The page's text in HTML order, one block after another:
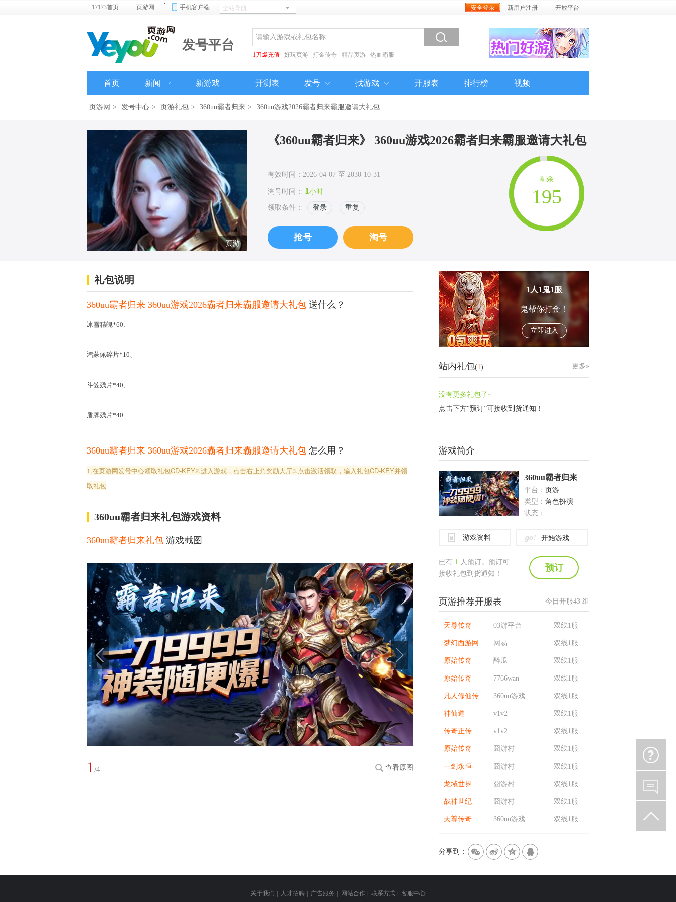
17173首页 页游网 手机客户端 安全登录 新用户注册 开放平台
发号平台
1刀爆充值 好玩页游 打金传奇 精品页游 热血霸服
首页 新闻 新游戏 开测表 发号 找游戏 开服表 排行榜 视频
页游网 > 发号中心 > 页游礼包 > 360uu霸者归来 > 360uu游戏2026霸者归来霸服邀请大礼包
页游
《360uu霸者归来》 360uu游戏2026霸者归来霸服邀请大礼包
有效时间：2026-04-07 至 2030-10-31
淘号时间： 1小时
领取条件： 登录 重复
抢号 淘号
剩余
195
礼包说明
360uu霸者归来 360uu游戏2026霸者归来霸服邀请大礼包 送什么？
冰雪精魄*60、
鸿蒙佩碎片*10、
斗笠残片*40、
盾牌残片*40
360uu霸者归来 360uu游戏2026霸者归来霸服邀请大礼包 怎么用？
1.在页游网发号中心领取礼包CD-KEY2.进入游戏，点击右上角奖励大厅3.点击激活领取，输入礼包CD-KEY并领
取礼包
360uu霸者归来礼包游戏资料
360uu霸者归来礼包 游戏截图
1/4 查看原图
1人1鬼1服
鬼帮你打金！
立即进入
站内礼包(1) 更多»
没有更多礼包了~
点击下方“预订”可接收到货通知！
游戏简介
360uu霸者归来
平台： 页游
类型： 角色扮演
状态：
游戏资料 go! 开始游戏
已有 1 人预订。预订可
接收礼包到货通知！
预订
页游推荐开服表 今日开服43 组
天尊传奇 03游平台 双线1服
梦幻西游网页版 网易 双线1服
原始传奇 醉瓜 双线1服
原始传奇 7766wan 双线1服
凡人修仙传 360uu游戏 双线1服
神仙道 v1v2 双线1服
传奇正传 v1v2 双线1服
原始传奇 囧游村 双线1服
一剑永恒 囧游村 双线1服
龙域世界 囧游村 双线1服
战神世纪 囧游村 双线1服
天尊传奇 360uu游戏 双线1服
分享到： w t z q
关于我们 人才招聘 广告服务 网站合作 联系方式 客服中心